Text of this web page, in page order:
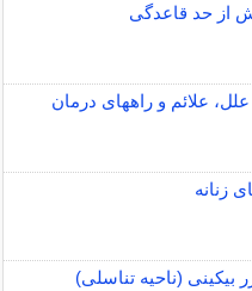
علائم و راههای درمان
زنانه
بیکینی (ناحیه تناسلی)